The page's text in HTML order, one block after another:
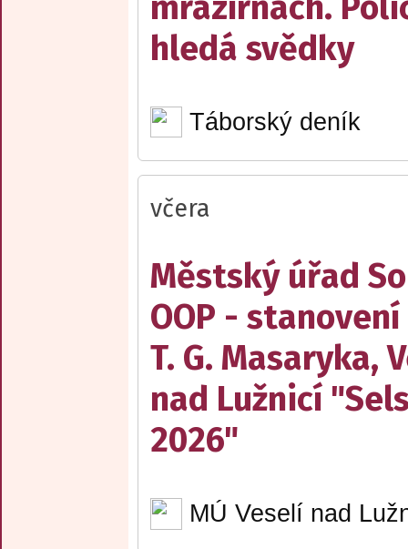
hledá svědky
Táborský deník
včera
Městský úřad
OOP -
T. G. Masaryka,
nad Lužnicí
2026"
MÚ Veselí nad